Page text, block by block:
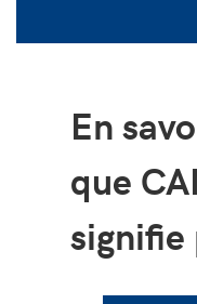
En
que
signifie